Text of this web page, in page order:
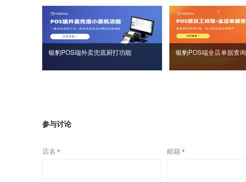
银豹POS端外卖兜底厨打功能 银豹POS端全店单据查询
参与讨论
店名 * 邮箱 *